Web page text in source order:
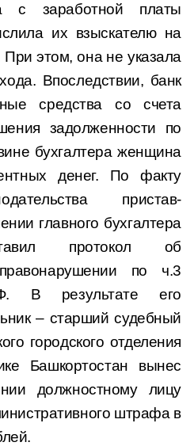
с заработной платы
их взыскателю на
этом, она не указала
Впоследствии, банк
средства со счета
задолженности по
бухгалтера женщина
денег. По факту
пристав-
главного бухгалтера
протокол об
по ч.3
В результате его
– старший судебный
городского отделения
Башкортостан вынес
должностному лицу
штрафа в